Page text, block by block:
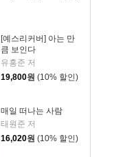
[예스리커버] 아는 만
큼 보인다
유홍준 저
19,800원 (10% 할인)
매일 떠나는 사람
태원준 저
16,020원 (10% 할인)